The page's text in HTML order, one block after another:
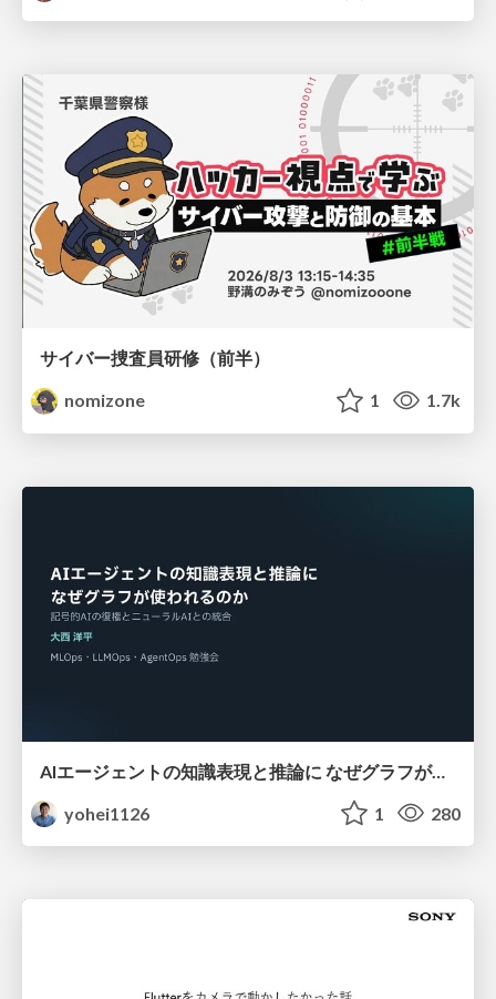
サイバー捜査員研修（前半）
nomizone
1 1.7k
AIエージェントの知識表現と推論に なぜグラフが使われるのか - 記号的AIの復権とニューラルAIとの統合
yohei1126
1 280